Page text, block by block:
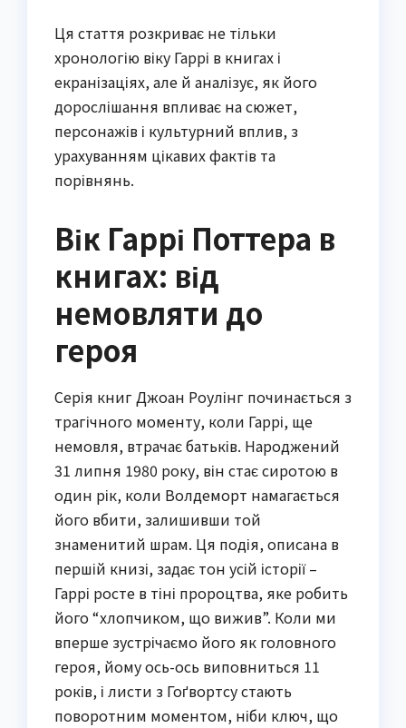
Ця стаття розкриває не тільки
хронологію віку Гаррі в книгах і
екранізаціях, але й аналізує, як його
дорослішання впливає на сюжет,
персонажів і культурний вплив, з
урахуванням цікавих фактів та
порівнянь.
Вік Гаррі Поттера в
книгах: від
немовляти до
героя
Серія книг Джоан Роулінг починається з
трагічного моменту, коли Гаррі, ще
немовля, втрачає батьків. Народжений
31 липня 1980 року, він стає сиротою в
один рік, коли Волдеморт намагається
його вбити, залишивши той
знаменитий шрам. Ця подія, описана в
першій книзі, задає тон усій історії –
Гаррі росте в тіні пророцтва, яке робить
його “хлопчиком, що вижив”. Коли ми
вперше зустрічаємо його як головного
героя, йому ось-ось виповниться 11
років, і листи з Гоґвортсу стають
поворотним моментом, ніби ключ, що